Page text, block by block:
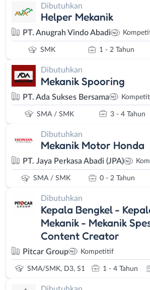
Dibutuhkan
Helper Mekanik
PT. Anugrah Vindo Abadi
SMK 1 - 2 Tahun
Dibutuhkan
Mekanik Spooring
PT. Ada Sukses Bersama
SMA / SMK 3 - 4 Tahun
Dibutuhkan
Mekanik Motor Honda
PT. Jaya Perkasa Abadi (JPA)
SMA / SMK 0 - 2 Tahun
Dibutuhkan
Kepala Bengkel -
Mekanik - Mekanik
Content Creator
Pitcar Group Kompetitif
SMA/SMK, D3, S1 1 - 4 Tahun